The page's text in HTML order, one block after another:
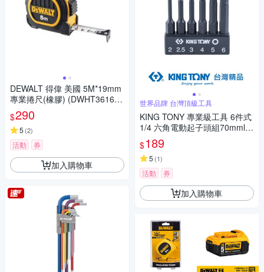
DEWALT 得偉 美國 5M*19mm
專業捲尺(橡膠) (DWHT36160
L)
$290
5 (2)
活動 券
加入購物車
世界品牌 台灣頂級工具
KING TONY 專業級工具 6件式
1/4 六角電動起子頭組70mml
(KT1004B6HQ)
$189
5 (1)
活動 券
加入購物車